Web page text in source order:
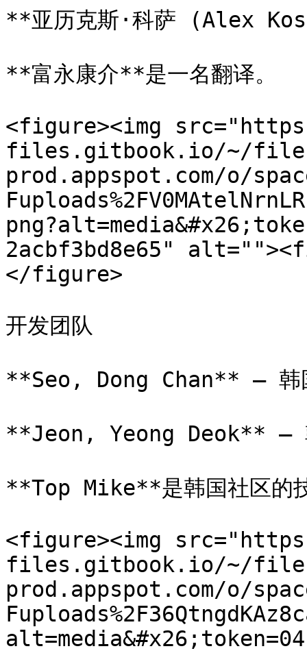
**亚历克斯·科萨 (Alex
**富永康介**是一名翻译。
<figure><img
files.gitbook.io/~/
prod.appspot.com/o/
2acbf3bd8e65"
</figure>
开发团队
**Seo, Dong Chan** – 韩
**Jeon, Yeong Deok** –
**Top Mike**是韩国社区的
<figure><img
files.gitbook.io/~/
prod.appspot.com/o/